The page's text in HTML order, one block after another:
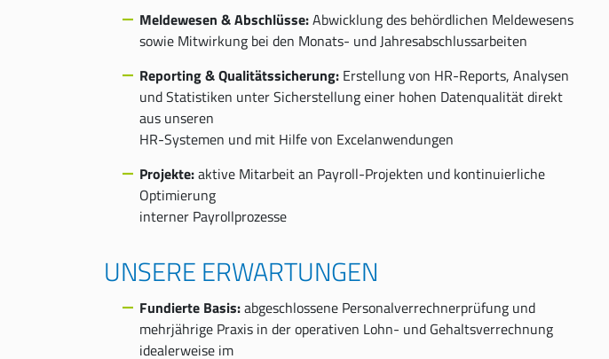
Meldewesen & Abschlüsse:Abwicklung des behördlichen Meldewesens
sowie Mitwirkung bei den Monats- und Jahresabschlussarbeiten
Reporting & Qualitätssicherung: Erstellung von HR-Reports, Analysen
und Statistiken unter Sicherstellung einer hohen Datenqualität direkt
aus unseren
HR-Systemen und mit Hilfe von Excelanwendungen
Projekte:aktive Mitarbeit an Payroll-Projekten und kontinuierliche
Optimierung
interner Payrollprozesse
UNSERE ERWARTUNGEN
Fundierte Basis:abgeschlossene Personalverrechnerprüfung und
mehrjährige Praxis in der operativen Lohn- und Gehaltsverrechnung
idealerweise im